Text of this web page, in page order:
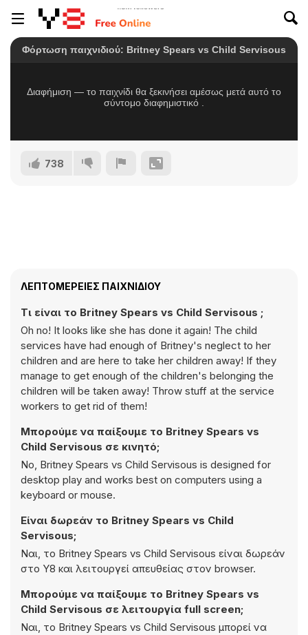
738
ΛΕΠΤΟΜΈΡΕΙΕΣ ΠΑΙΧΝΙΔΙΟΎ
Τι είναι το Britney Spears vs Child Servisous ;
Oh no! It looks like she has done it again! The child
services have had enough of Britney's neglect to her
children and are here to take her children away! If they
manage to get enough of the children's belonging the
children will be taken away! Throw stuff at the service
workers to get rid of them!
Μπορούμε να παίξουμε το Britney Spears vs
Child Servisous σε κινητό;
No, Britney Spears vs Child Servisous is designed for
desktop play and works best on computers using a
keyboard or mouse.
Είναι δωρεάν το Britney Spears vs Child
Servisous;
Ναι, το Britney Spears vs Child Servisous είναι δωρεάν
στο Y8 και λειτουργεί απευθείας στον browser.
Μπορούμε να παίξουμε το Britney Spears vs
Child Servisous σε λειτουργία full screen;
Ναι, το Britney Spears vs Child Servisous μπορεί να